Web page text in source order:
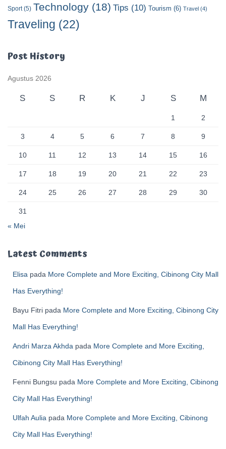
Sport(5) Technology (18) Tips (10) Tourism (6) Travel (4)
Traveling (22)
Post History
Agustus 2026
S S R K J S M
1 2
3 4 5 6 7 8 9
10 11 12 13 14 15 16
17 18 19 20 21 22 23
24 25 26 27 28 29 30
31
« Mei
Latest Comments
Elisa pada More Complete and More Exciting, Cibinong City Mall
Has Everything!
Bayu Fitri pada More Complete and More Exciting, Cibinong City
Mall Has Everything!
Andri Marza Akhda pada More Complete and More Exciting,
Cibinong City Mall Has Everything!
Fenni Bungsu pada More Complete and More Exciting, Cibinong
City Mall Has Everything!
Ulfah Aulia pada More Complete and More Exciting, Cibinong
City Mall Has Everything!